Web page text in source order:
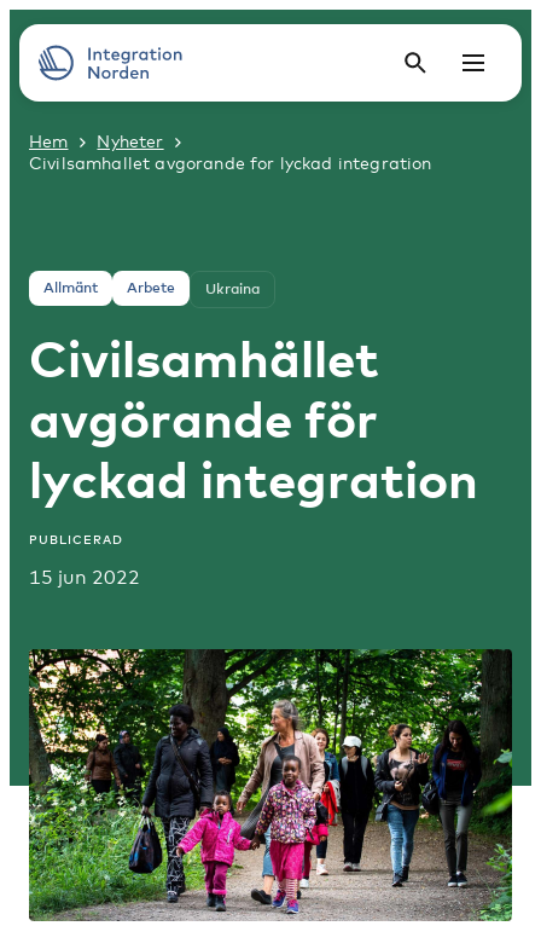
Hem
Nyheter
Civilsamhallet avgorande for lyckad integration
Allmänt Arbete Ukraina
Civilsamhället
avgörande för
lyckad integration
PUBLICERAD
15 jun 2022